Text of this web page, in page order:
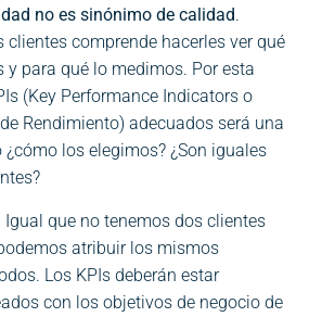
no es sinónimo de calidad.
clientes comprende hacerles ver qué
y para qué lo medimos. Por esta
(Key Performance Indicators o
Rendimiento) adecuados será una
¿cómo los elegimos? ¿Son iguales
que no tenemos dos clientes
atribuir los mismos
Los KPIs deberán estar
con los objetivos de negocio de